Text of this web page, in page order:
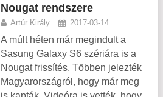
Nougat rendszere
Artúr Király 2017-03-14
A múlt héten már megindult a
Sasung Galaxy S6 szériára is a
Nougat frissítés. Többen jelezték
Magyarországról, hogy már meg